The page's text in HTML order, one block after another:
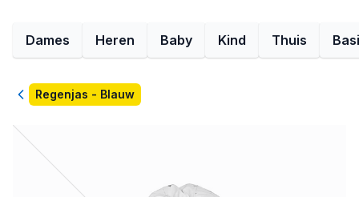
Dames Heren Baby Kind Thuis
TerugRegenjas - Blauw